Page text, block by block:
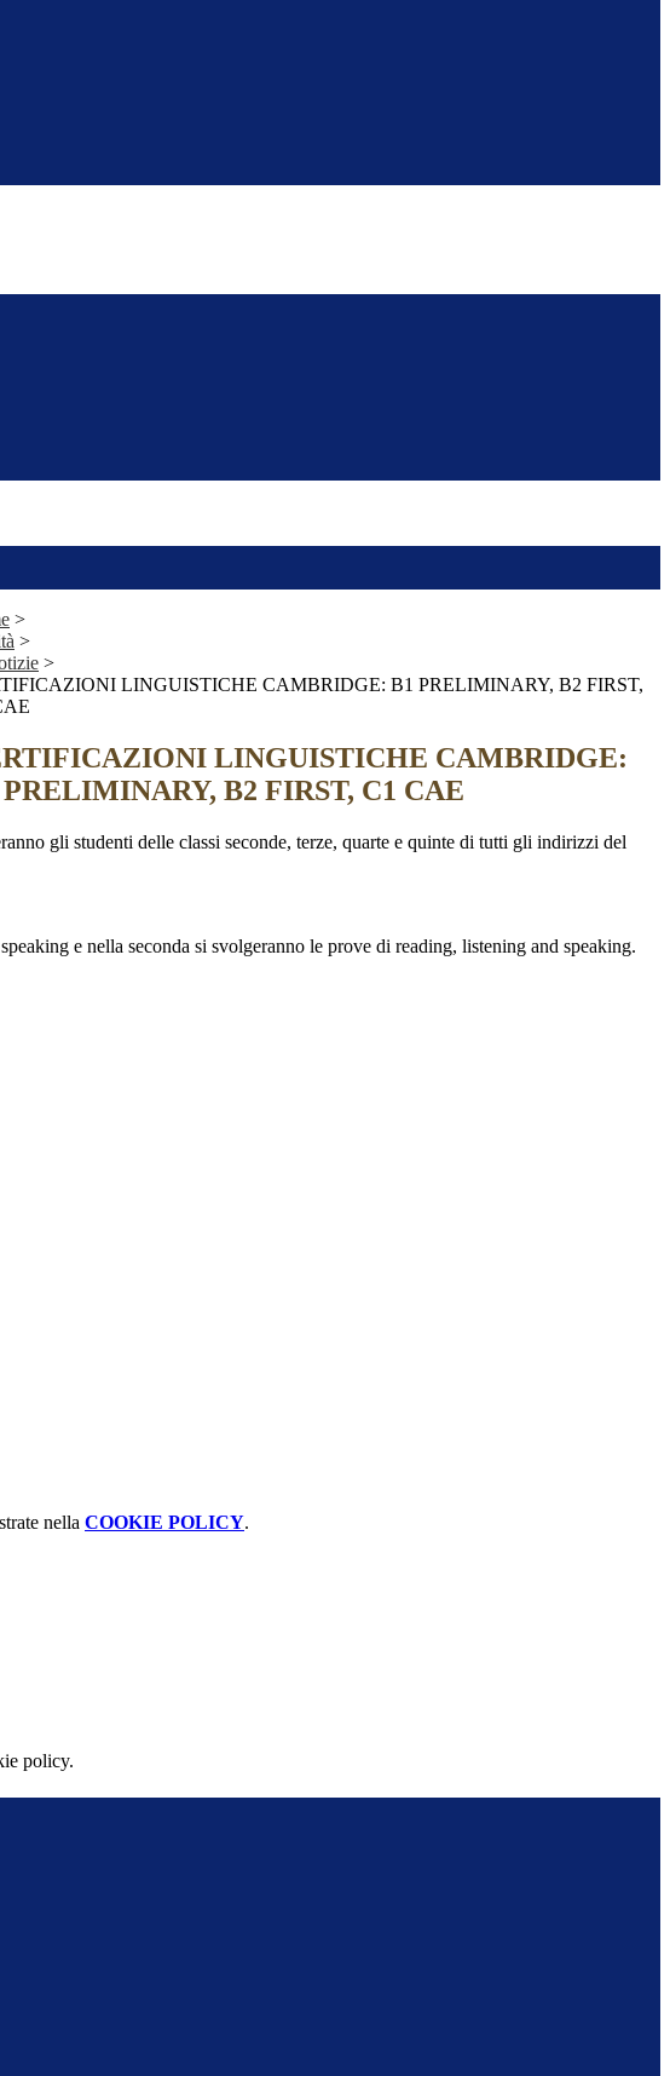
>
>
>
LINGUISTICHE CAMBRIDGE: B1 PRELIMINARY, B2 FIRST,
LINGUISTICHE CAMBRIDGE:
B2 FIRST, C1 CAE
gli studenti delle classi seconde, terze, quarte e quinte di tutti gli indirizzi del
e nella seconda si svolgeranno le prove di reading, listening and speaking.
nella COOKIE POLICY.
policy.